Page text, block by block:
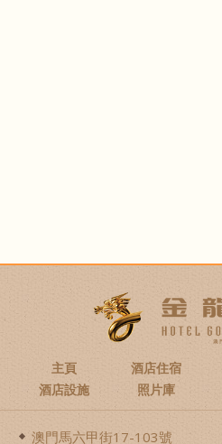
主頁 酒店住宿
酒店設施
照片庫
澳門馬六甲街17-103號